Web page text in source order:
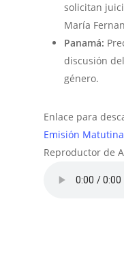
solicitan
María
Panamá:
discusión
género.
Enlace para
Emisión
Reproductor de